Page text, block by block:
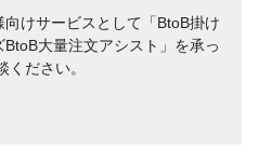
けサービスとして「BtoB掛け
大量注文アシスト」を承っ
ださい。